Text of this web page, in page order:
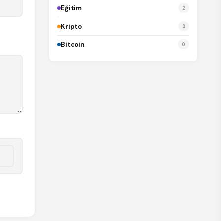
Eğitim 2
Kripto 3
Bitcoin 0